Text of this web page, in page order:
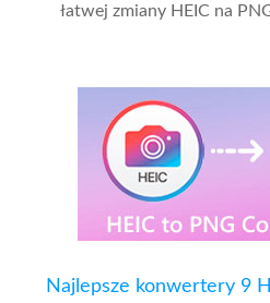
łatwej zmiany HEIC na
Najlepsze konwertery 9